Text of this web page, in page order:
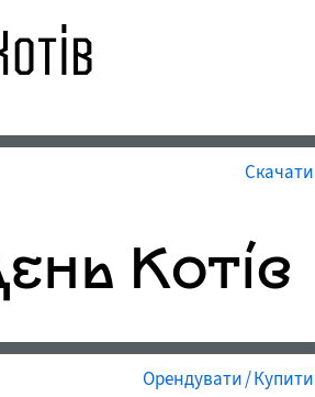
Скачати
Орендувати / Купити